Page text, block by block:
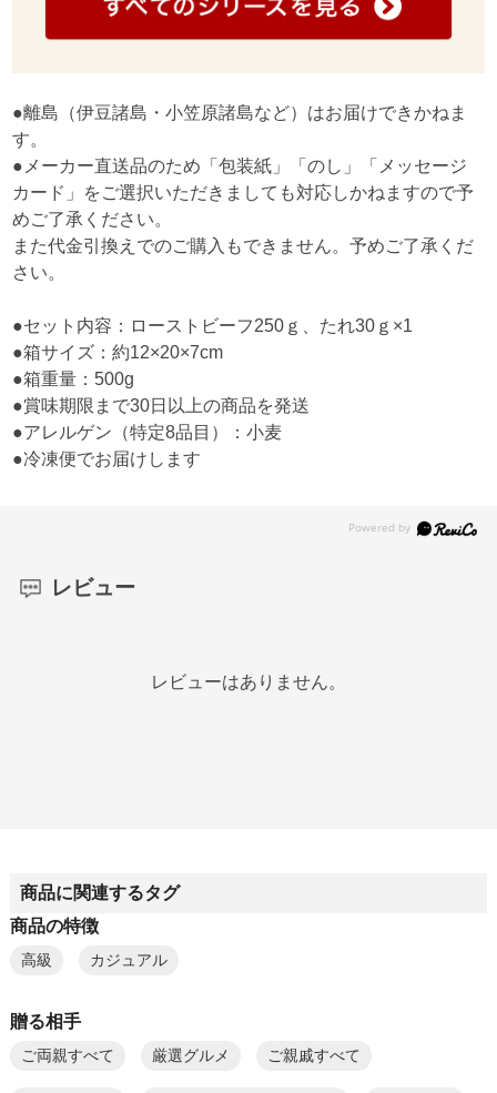
●離島（伊豆諸島・小笠原諸島など）はお届けできかねま
す。
●メーカー直送品のため「包装紙」「のし」「メッセージ
カード」をご選択いただきましても対応しかねますので予
めご了承ください。
また代金引換えでのご購入もできません。予めご了承くだ
さい。
●セット内容：ローストビーフ250ｇ、たれ30ｇ×1
●箱サイズ：約12×20×7cm
●箱重量：500g
●賞味期限まで30日以上の商品を発送
●アレルゲン（特定8品目）：小麦
●冷凍便でお届けします
レビュー
レビューはありません。
商品に関連するタグ
商品の特徴
高級 カジュアル
贈る相手
ご両親すべて 厳選グルメ ご親戚すべて